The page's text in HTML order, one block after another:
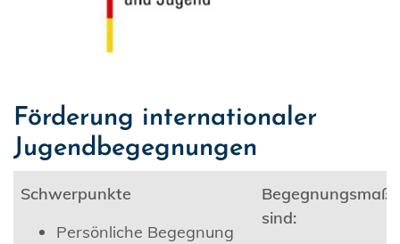
Förderung internationaler
Jugendbegegnungen
Schwerpunkte
Persönliche Begegnung
sind: